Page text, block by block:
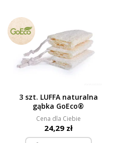
3 szt. LUFFA naturalna
gąbka GoEco®
Cena dla Ciebie
24,29 zł